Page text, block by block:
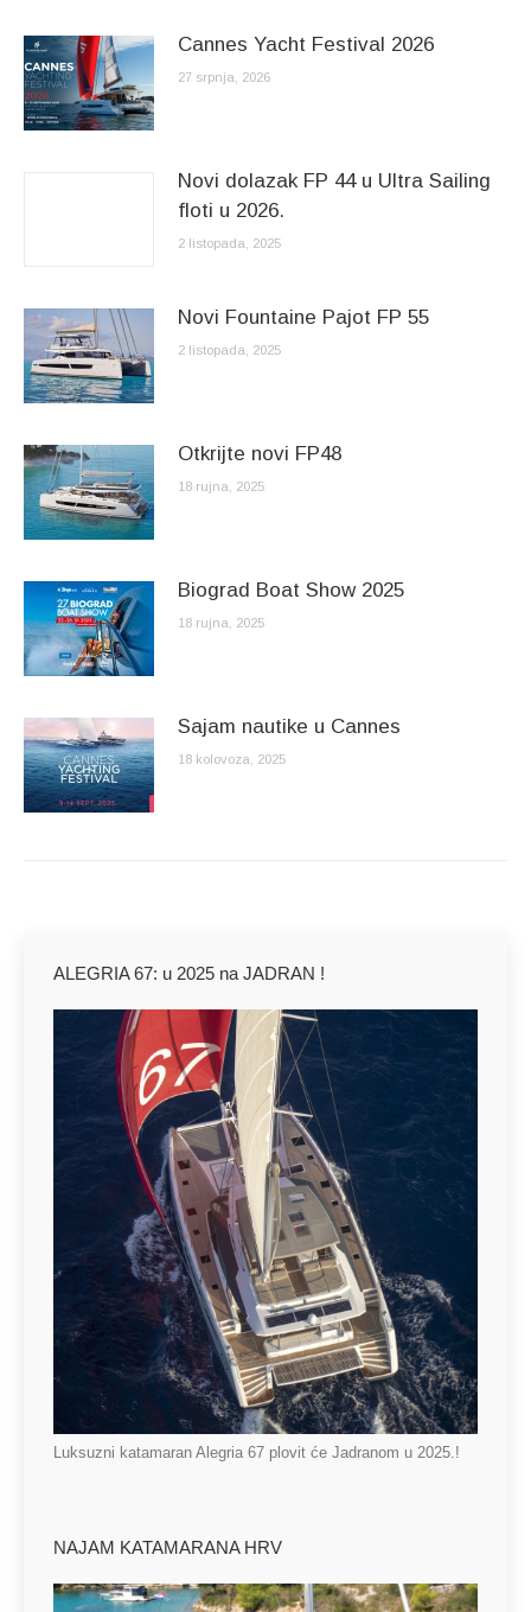
Cannes Yacht Festival 2026
27 srpnja, 2026
Novi dolazak FP 44 u Ultra Sailing
floti u 2026.
2 listopada, 2025
Novi Fountaine Pajot FP 55
2 listopada, 2025
Otkrijte novi FP48
18 rujna, 2025
Biograd Boat Show 2025
18 rujna, 2025
Sajam nautike u Cannes
18 kolovoza, 2025
ALEGRIA 67: u 2025 na JADRAN !
Luksuzni katamaran Alegria 67 plovit će Jadranom u 2025.!
NAJAM KATAMARANA HRV